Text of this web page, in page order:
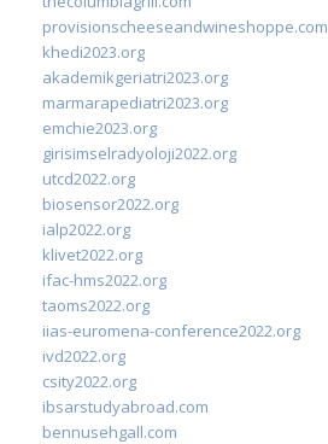
provisionscheeseandwineshoppe.com
khedi2023.org
akademikgeriatri2023.org
marmarapediatri2023.org
emchie2023.org
girisimselradyoloji2022.org
utcd2022.org
biosensor2022.org
ialp2022.org
klivet2022.org
ifac-hms2022.org
taoms2022.org
iias-euromena-conference2022.org
ivd2022.org
csity2022.org
ibsarstudyabroad.com
bennusehgall.com